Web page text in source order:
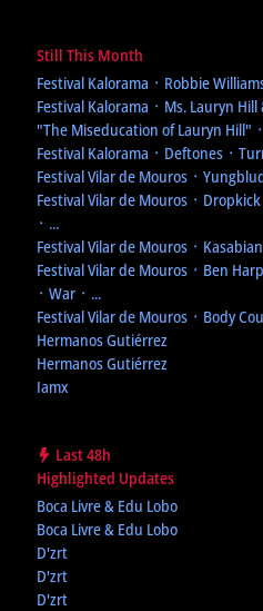
Still This Month
Festival Kalorama ᛫ Robbie
Festival Kalorama ᛫ Ms. Lauryn
"The Miseducation of Lauryn Hill"
Festival Kalorama ᛫ Deftones ᛫
Festival Vilar de Mouros ᛫
Festival Vilar de Mouros ᛫
᛫ ...
Festival Vilar de Mouros ᛫
Festival Vilar de Mouros ᛫ Ben
᛫ War ᛫ ...
Festival Vilar de Mouros ᛫ Body
Hermanos Gutiérrez
Hermanos Gutiérrez
Iamx
Last 48h
Highlighted Updates
Boca Livre & Edu Lobo
Boca Livre & Edu Lobo
D'zrt
D'zrt
D'zrt